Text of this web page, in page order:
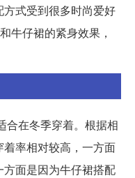
式受到很多时尚爱好
牛仔裙的紧身效果，
合在冬季穿着。根据相
率相对较高，一方面
面是因为牛仔裙搭配